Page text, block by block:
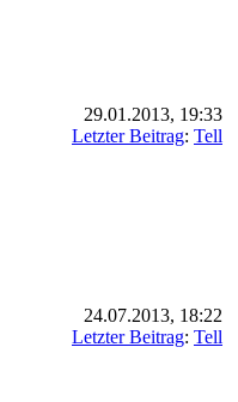
29.01.2013, 19:33
Letzter Beitrag: Tell
24.07.2013, 18:22
Letzter Beitrag: Tell